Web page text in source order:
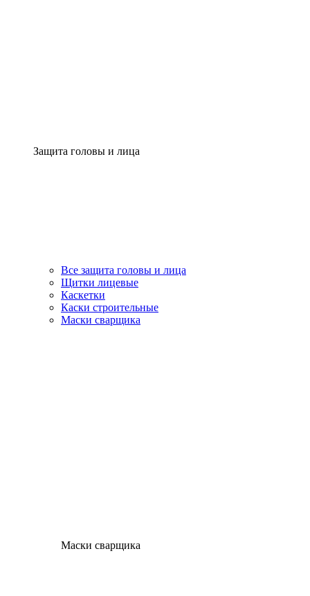
Защита головы и лица
Все защита головы и лица
Щитки лицевые
Каскетки
Каски строительные
Маски сварщика
Маски сварщика